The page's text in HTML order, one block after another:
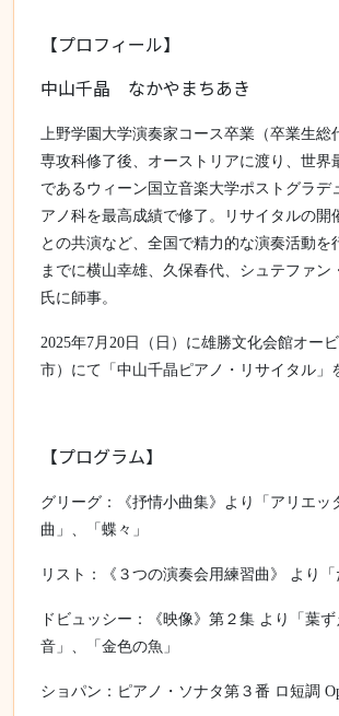
【プロフィール】
中山千晶 なかやまちあき
上野学園大学演奏家コース卒業（卒業生総
専攻科修了後、オーストリアに渡り、世界
であるウィーン国立音楽大学ポストグラデ
アノ科を最高成績で修了。リサイタルの開
との共演など、全国で精力的な演奏活動を
までに横山幸雄、久保春代、シュテファン
氏に師事。
2025年7月 20 日（日）に雄勝文化会館オー
市）にて「中山千晶ピアノ・リサイタル」
【プログラム】
グリーグ ： 《抒情小曲集》より
「アリエ
曲」、「蝶々」
リスト：《３つの演奏会用練習曲》 より「
ドビュッシー：《映像》第２集 より
「葉
音」、
「金色の魚」
ショパン：ピアノ・ソナタ第３番 ロ短調